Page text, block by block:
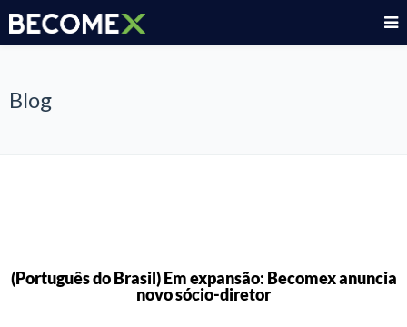
Blog
(Português do Brasil) Em expansão: Becomex anuncia
novo sócio-diretor